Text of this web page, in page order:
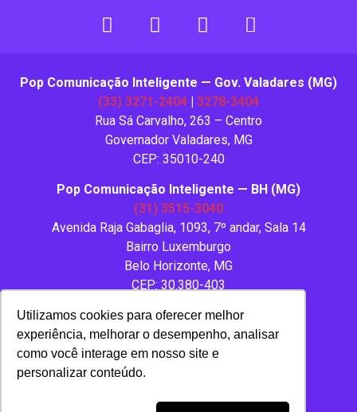
Utilizamos cookies para oferecer melhor
experiência, melhorar o desempenho, analisar
como você interage em nosso site e
personalizar conteúdo.
Pop Comunicação Inteligente — Gov. Valadares (MG)
(33) 3271-2404 | 3278-3404
Rua Sá Carvalho, 263 – Centro
Governador Valadares, MG
CEP: 35010-240
Pop Comunicação Inteligente — BH (MG)
(31) 3515-3040
Avenida Raja Gabaglia, 1093, 7º andar, Sala 14
Bairro Luxemburgo
Belo Horizonte, MG
CEP: 30.380-403